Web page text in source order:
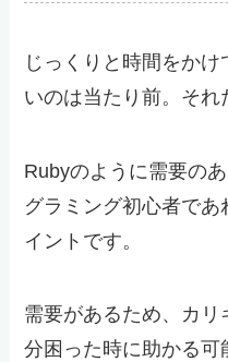
じっくりと時間をか
いのは当たり前。それ
Rubyのように需要の
グラミング初心者で
イントです。
需要があるため、カ
分困った時に助かる可